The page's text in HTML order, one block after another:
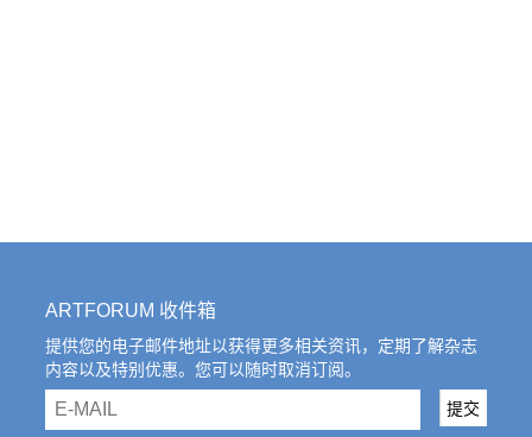
动，来源于对万物秩序本身的思考：主与次之间需
与被控制之分。展厅里的第一件作品《被植物缠绕
的可疑》（2012-2024）原本是我2012年的旧作，
也是最早一批由算法生成，我来制作的装置作品之
一。在首次展览后，由于体积庞大，就将它放在了
ARTFORUM 收件箱
提供您的电子邮件地址以获得更多相关资讯，定期了解杂志
内容以及特别优惠。您可以随时取消订阅。
email 提交